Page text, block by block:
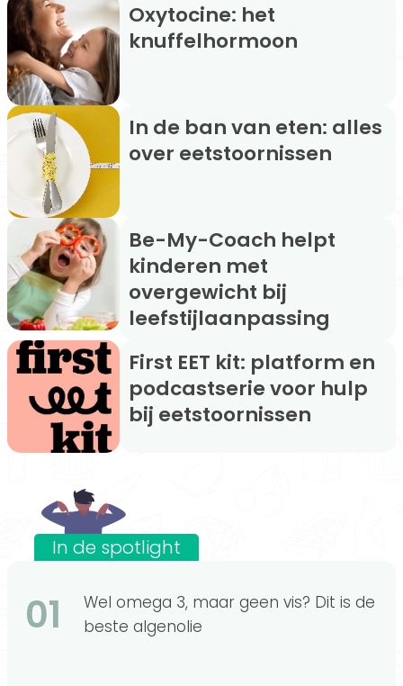
Oxytocine: het
knuffelhormoon
In de ban van eten: alles
over eetstoornissen
Be-My-Coach helpt
kinderen met
overgewicht bij
leefstijlaanpassing
First EET kit: platform en
podcastserie voor hulp
bij eetstoornissen
In de spotlight
01
Wel omega 3, maar geen vis? Dit is de
beste algenolie